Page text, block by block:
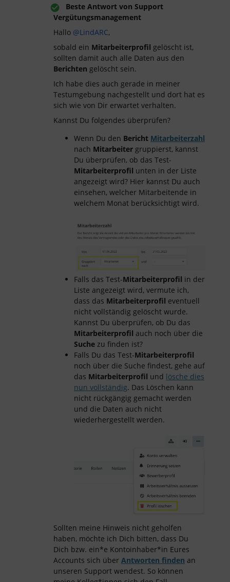
Beste Antwort von Support
Vergütungsmanagement
Hallo @LindARC,
sobald ein Mitarbeiterprofil gelöscht ist,
sollten damit auch alle Daten aus den
Berichten gelöscht sein.
Ich habe dies auch gerade in meiner
Testumgebung nachgestellt und dort hat es
sich wie von Dir erwartet verhalten.
Kannst Du folgendes überprüfen?
Wenn Du den Bericht Mitarbeiterzahl
nach Mitarbeiter gruppierst, kannst
Du überprüfen, ob das Test-
Mitarbeiterprofil unten in der Liste
angezeigt wird? Hier kannst Du auch
einsehen, welcher Mitarbeitende in
welchem Monat berücksichtigt wird.
Falls das Test-Mitarbeiterprofil in der
Liste angezeigt wird, vermute ich,
dass das Mitarbeiterprofil eventuell
nicht vollständig gelöscht wurde.
Kannst Du überprüfen, ob Du das
Mitarbeiterprofil auch noch über die
Suche zu finden ist?
Falls Du das Test-Mitarbeiterprofil
noch über die Suche findest, gehe auf
das Mitarbeiterprofil und lösche dies
nun vollständig. Das Löschen kann
nicht rückgängig gemacht werden
und die Daten auch nicht
wiederhergestellt werden.
Sollten meine Hinweis nicht geholfen
haben, möchte ich Dich bitten, dass Du
Dich bzw. ein*e Kontoinhaber*in Eures
Accounts sich über Antworten finden an
unseren Support wendest. So können